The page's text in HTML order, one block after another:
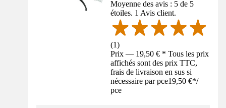
Moyenne des avis : 5 de 5
étoiles. 1 Avis client.
(1)
Prix — 19,50 € * Tous les prix
affichés sont des prix TTC,
frais de livraison en sus si
nécessaire par pce19,50 €*/
pce